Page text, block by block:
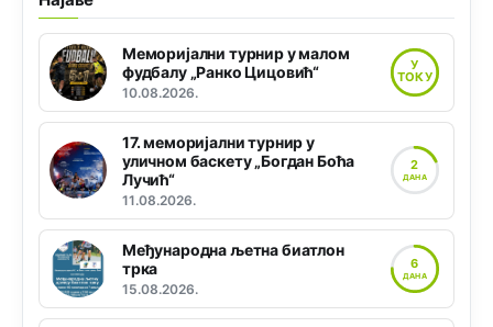
Меморијални турнир у малом
фудбалу „Ранко Цицовић“
10.08.2026.
У
ТОКУ
17. меморијални турнир у
уличном баскету „Богдан Боћа
Лучић“
11.08.2026.
2
ДАНА
Међународна љетна биатлон
трка
15.08.2026.
6
ДАНА